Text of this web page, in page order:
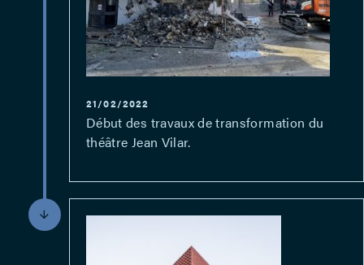
21/02/2022
Début des travaux de transformation du
théâtre Jean Vilar.